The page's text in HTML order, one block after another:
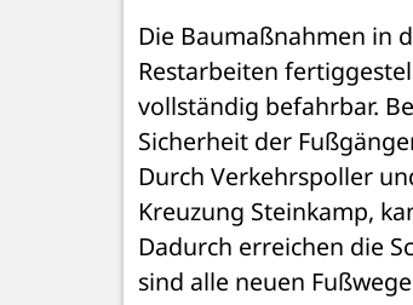
Die Baumaßnahmen in
Restarbeiten
vollständig befahrbar.
Sicherheit der
Durch Verkehrspoller
Kreuzung Steinkamp,
Dadurch erreichen die
sind alle neuen